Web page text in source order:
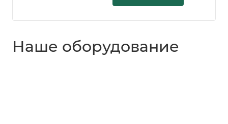
Наше оборудование